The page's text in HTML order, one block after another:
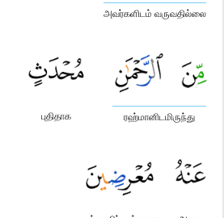
அவர்களிடம் வருவதில்லை
ரஹ்மானிடமிருந்து
புதிதாக